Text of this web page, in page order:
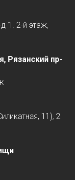
1. 2-й этаж,
, Рязанский пр-
11), 2